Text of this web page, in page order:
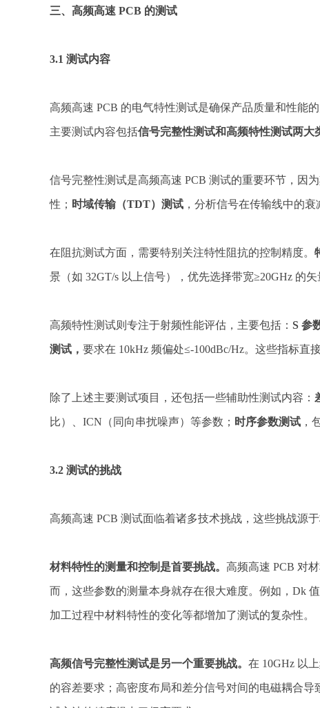
三、高频高速 PCB 的测试
3.1 测试内容
高频高速 PCB 的电气特性测试是确保产品质量和性能
主要测试内容包括信号完整性测试和高频特性测试两大
信号完整性测试是高频高速 PCB 测试的重要环节，因
性； 时域传输（TDT）测试 ，分析信号在传输线中的衰
在阻抗测试方面，需要特别关注特性阻抗的控制精度。
景（如 32GT/s 以上信号），优先选择带宽≥20GHz 的
高频特性测试则专注于射频性能评估，主要包括： S 参
测试， 要求在 10kHz 频偏处≤-100dBc/Hz。这些指标直
除了上述主要测试项目，还包括一些辅助性测试内容：
比）、ICN（同向串扰噪声）等参数； 时序参数测试 ，
3.2 测试的挑战
高频高速 PCB 测试面临着诸多技术挑战，这些挑战源
材料特性的测量和控制是首要挑战。 高频高速 PCB 对
而，这些参数的测量本身就存在很大难度。例如，Dk
加工过程中材料特性的变化等都增加了测试的复杂性。
高频信号完整性测试是另一个重要挑战。 在 10GHz 以
的容差要求；高密度布局和差分信号对间的电磁耦合